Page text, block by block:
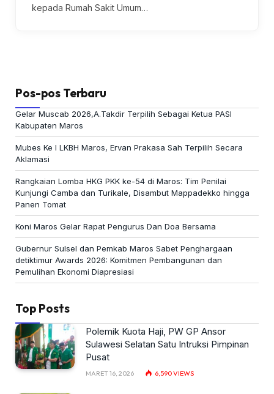
kepada Rumah Sakit Umum…
Pos-pos Terbaru
Gelar Muscab 2026,A.Takdir Terpilih Sebagai Ketua PASI
Kabupaten Maros
Mubes Ke I LKBH Maros, Ervan Prakasa Sah Terpilih Secara
Aklamasi
Rangkaian Lomba HKG PKK ke-54 di Maros: Tim Penilai
Kunjungi Camba dan Turikale, Disambut Mappadekko hingga
Panen Tomat
Koni Maros Gelar Rapat Pengurus Dan Doa Bersama
Gubernur Sulsel dan Pemkab Maros Sabet Penghargaan
detiktimur Awards 2026: Komitmen Pembangunan dan
Pemulihan Ekonomi Diapresiasi
Top Posts
Polemik Kuota Haji, PW GP Ansor
Sulawesi Selatan Satu Intruksi Pimpinan
Pusat
MARET 16, 2026 6,590VIEWS